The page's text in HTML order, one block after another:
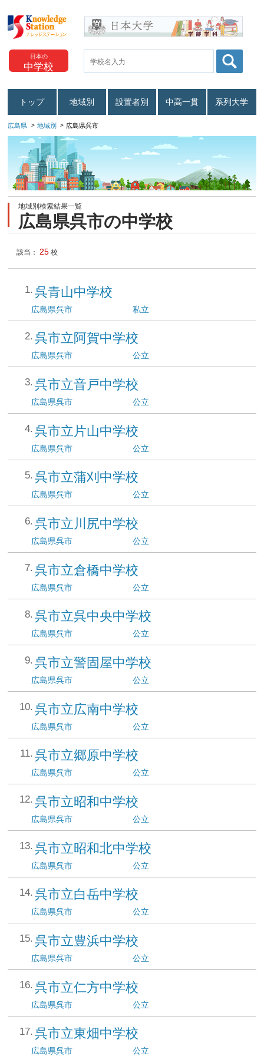
日本の
中学校
トップ 地域別 設置者別 中高一貫 系列大学
広島県 地域別 広島県呉市
地域別検索結果一覧
広島県呉市の中学校
該当： 25 校
呉青山中学校
広島県呉市 私立
呉市立阿賀中学校
広島県呉市 公立
呉市立音戸中学校
広島県呉市 公立
呉市立片山中学校
広島県呉市 公立
呉市立蒲刈中学校
広島県呉市 公立
呉市立川尻中学校
広島県呉市 公立
呉市立倉橋中学校
広島県呉市 公立
呉市立呉中央中学校
広島県呉市 公立
呉市立警固屋中学校
広島県呉市 公立
呉市立広南中学校
広島県呉市 公立
呉市立郷原中学校
広島県呉市 公立
呉市立昭和中学校
広島県呉市 公立
呉市立昭和北中学校
広島県呉市 公立
呉市立白岳中学校
広島県呉市 公立
呉市立豊浜中学校
広島県呉市 公立
呉市立仁方中学校
広島県呉市 公立
呉市立東畑中学校
広島県呉市 公立